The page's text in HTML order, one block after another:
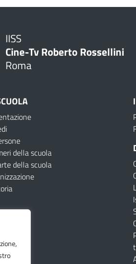
IISS
Cine-Tv Roberto Rossellini
Roma
della scuola
della scuola